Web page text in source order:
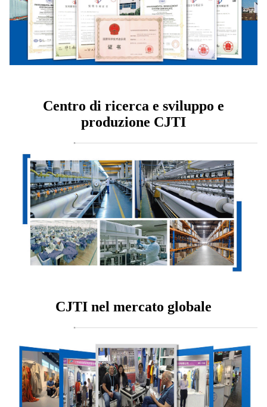
Centro di ricerca e sviluppo e
produzione CJTI
CJTI nel mercato globale